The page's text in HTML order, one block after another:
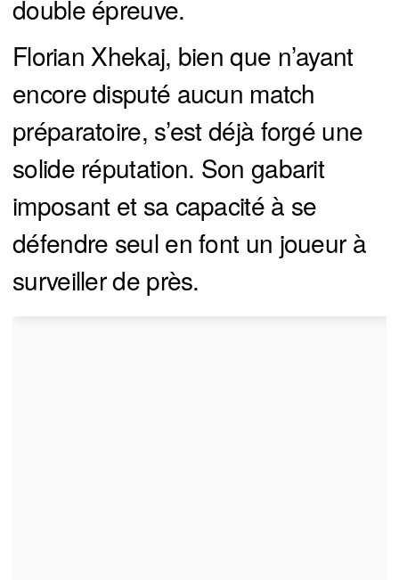
double épreuve.
Florian Xhekaj, bien que n’ayant
encore disputé aucun match
préparatoire, s’est déjà forgé une
solide réputation. Son gabarit
imposant et sa capacité à se
défendre seul en font un joueur à
surveiller de près.